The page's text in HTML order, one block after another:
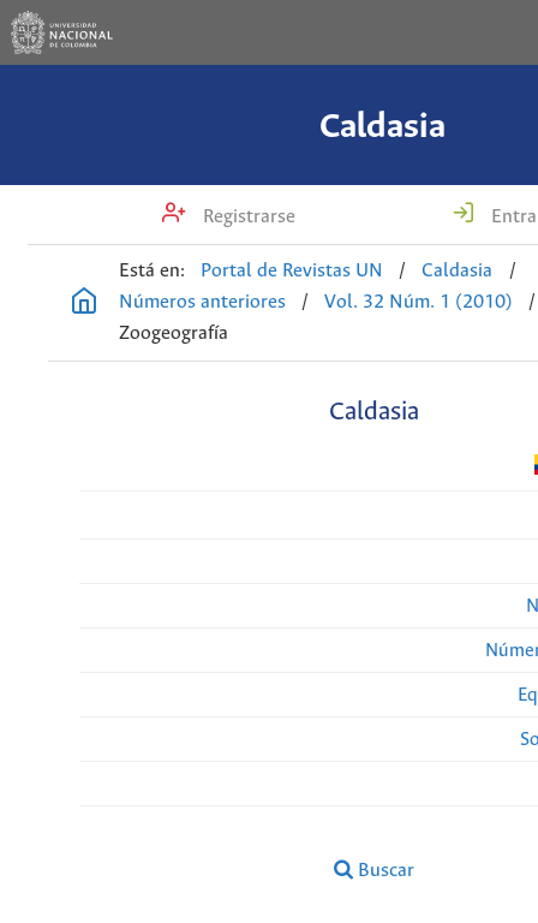
Caldasia
Registrarse
Está en: Portal de Revistas UN / Caldasia
/
Números anteriores
/ Vol. 32 Núm. 1 (2010)
/
Zoogeografía
Caldasia
Buscar